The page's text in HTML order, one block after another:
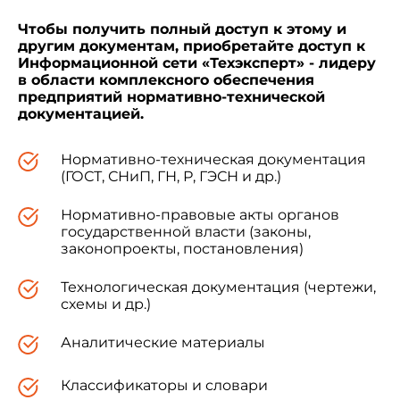
1. ТЕХНИЧЕСКИЕ ТРЕБОВАНИЯ
соответствии с требованиями настоящего
стандарта по технологической документации,
1.2. Типы и размеры
1.2.1. Прокладки в зависимости от
Чтобы получить полный доступ к этому и
другим документам, приобретайте доступ к
Информационной сети «Техэксперт» - лидеру
в области комплексного обеспечения
предприятий нормативно-технической
документацией.
Нормативно-техническая документация
(ГОСТ, СНиП, ГН, Р, ГЭСН и др.)
Нормативно-правовые акты органов
государственной власти (законы,
законопроекты, постановления)
Технологическая документация (чертежи,
схемы и др.)
Аналитические материалы
Классификаторы и словари